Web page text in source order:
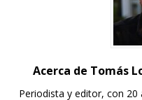
Acerca de Tomás
Periodista y editor, con 20